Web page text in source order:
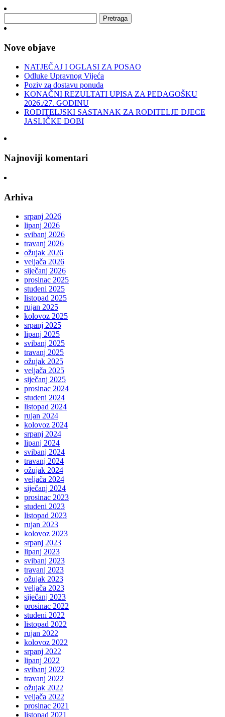
Nove objave
NATJEČAJ I OGLASI ZA POSAO
Odluke Upravnog Vijeća
Poziv za dostavu ponuda
KONAČNI REZULTATI UPISA ZA PEDAGOŠKU
2026./27. GODINU
RODITELJSKI SASTANAK ZA RODITELJE DJECE
JASLIČKE DOBI
Najnoviji komentari
Arhiva
srpanj 2026
lipanj 2026
svibanj 2026
travanj 2026
ožujak 2026
veljača 2026
siječanj 2026
prosinac 2025
studeni 2025
listopad 2025
rujan 2025
kolovoz 2025
srpanj 2025
lipanj 2025
svibanj 2025
travanj 2025
ožujak 2025
veljača 2025
siječanj 2025
prosinac 2024
studeni 2024
listopad 2024
rujan 2024
kolovoz 2024
srpanj 2024
lipanj 2024
svibanj 2024
travanj 2024
ožujak 2024
veljača 2024
siječanj 2024
prosinac 2023
studeni 2023
listopad 2023
rujan 2023
kolovoz 2023
srpanj 2023
lipanj 2023
svibanj 2023
travanj 2023
ožujak 2023
veljača 2023
siječanj 2023
prosinac 2022
studeni 2022
listopad 2022
rujan 2022
kolovoz 2022
srpanj 2022
lipanj 2022
svibanj 2022
travanj 2022
ožujak 2022
veljača 2022
prosinac 2021
listopad 2021